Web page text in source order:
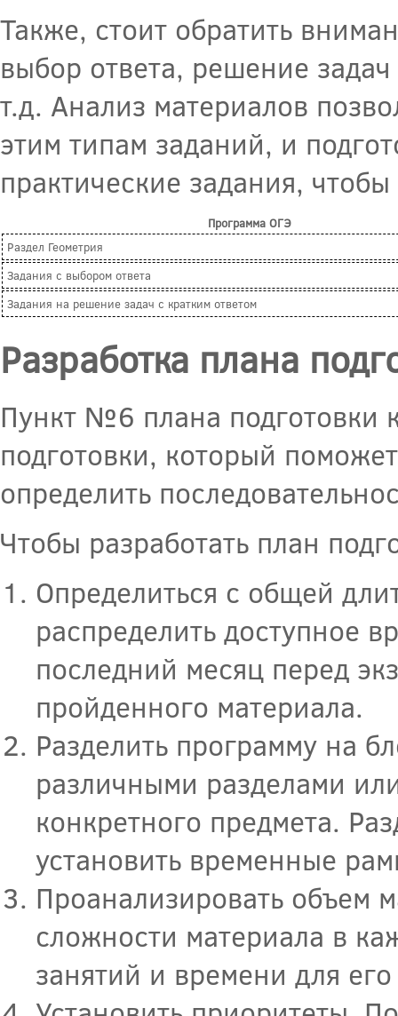
Также, стоит обратить
выбор ответа, решение
т.д. Анализ материалов
этим типам заданий, и
практические задания,
Программа ОГЭ
Раздел Геометрия
Задания с выбором ответа
Задания на решение задач с кратким ответом
Разработка плана
Пункт №6 плана подготовки
подготовки, который
определить
Чтобы разработать план
Определиться с общей
распределить доступное
последний месяц перед
пройденного материала.
Разделить программу на
различными разделами
конкретного предмета.
установить временные
Проанализировать объем
сложности материала в
занятий и времени для